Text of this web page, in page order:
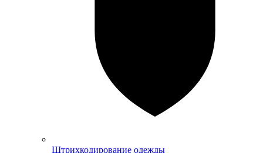
Штрихкодирование одежды